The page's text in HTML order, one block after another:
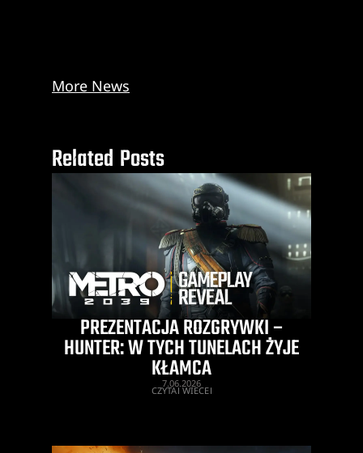
More News
Related Posts
PREZENTACJA ROZGRYWKI –
HUNTER: W TYCH TUNELACH ŻYJE
KŁAMCA
7.06.2026
CZYTAJ WIĘCEJ